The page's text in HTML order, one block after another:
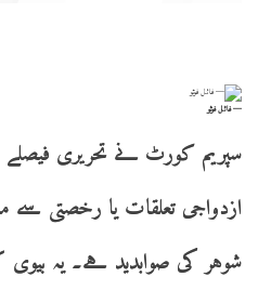
— فائل فوٹو
سپریم کورٹ نے تحریری فیصلے
ازدواجی تعلقات یا رخصتی سے
شوہر کی صوابدید ہے۔ یہ